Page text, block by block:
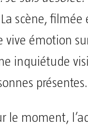
scène, filmée
vive émotion
inquiétude
présentes.
le moment,